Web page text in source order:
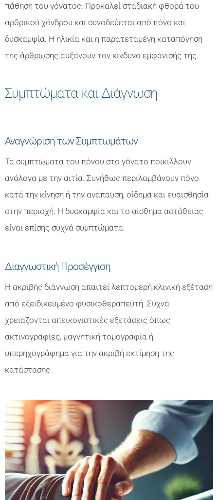
πάθηση του γόνατος. Προκαλεί σταδιακή φθορά του
αρθρικού χόνδρου και συνοδεύεται από πόνο και
δυσκαμψία. Η ηλικία και η παρατεταμένη καταπόνηση
της άρθρωσης αυξάνουν τον κίνδυνο εμφάνισής της.
Συμπτώματα και Διάγνωση
Αναγνώριση των Συμπτωμάτων
Τα συμπτώματα του πόνου στο γόνατο ποικίλλουν
ανάλογα με την αιτία. Συνήθως περιλαμβάνουν πόνο
κατά την κίνηση ή την ανάπαυση, οίδημα και ευαισθησία
στην περιοχή. Η δυσκαμψία και το αίσθημα αστάθειας
είναι επίσης συχνά συμπτώματα.
Διαγνωστική Προσέγγιση
Η ακριβής διάγνωση απαιτεί λεπτομερή κλινική εξέταση
από εξειδικευμένο φυσικοθεραπευτή. Συχνά
χρειάζονται απεικονιστικές εξετάσεις όπως
ακτινογραφίες, μαγνητική τομογραφία ή
υπερηχογράφημα για την ακριβή εκτίμηση της
κατάστασης.